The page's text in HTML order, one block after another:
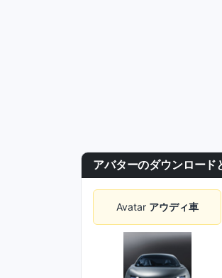
アバターのダウンロード
Avatar アウディ車